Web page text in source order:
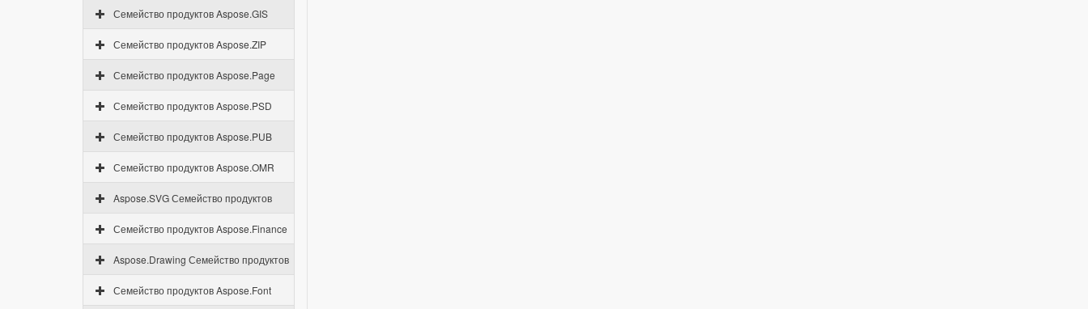
Семейство продуктов Aspose.GIS
Семейство продуктов Aspose.ZIP
Семейство продуктов Aspose.Page
Семейство продуктов Aspose.PSD
Семейство продуктов Aspose.PUB
Семейство продуктов Aspose.OMR
Aspose.SVG Семейство продуктов
Семейство продуктов Aspose.Finance
Aspose.Drawing Семейство продуктов
Семейство продуктов Aspose.Font